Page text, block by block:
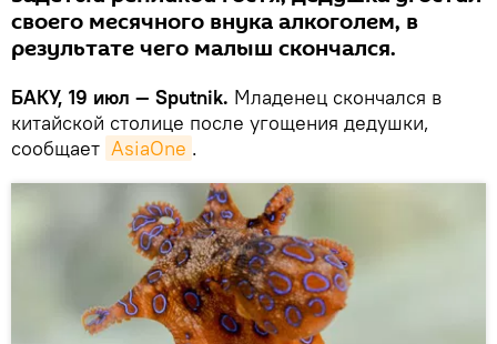
своего месячного внука алкоголем, в
результате чего малыш скончался.
БАКУ, 19 июл — Sputnik. Младенец скончался в
китайской столице после угощения дедушки,
сообщает AsiaOne .